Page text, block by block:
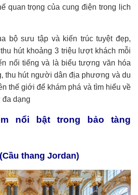
quan trọng của cung điện trong lịch
bộ sưu tập và kiến trúc tuyệt đẹp,
hút khoảng 3 triệu lượt khách mỗi
nổi tiếng và là biểu tượng văn hóa
thu hút người dân địa phương và du
thế giới để khám phá và tìm hiểu về
đa dạng
nổi bật trong bảo tàng
thang Jordan)